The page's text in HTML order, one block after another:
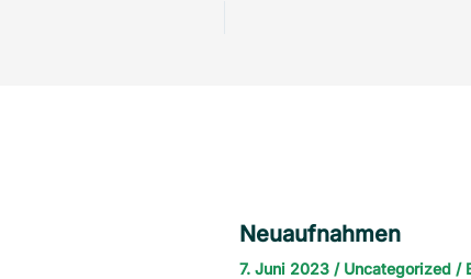
Neuaufnahmen
7. Juni 2023 / Uncategorized/